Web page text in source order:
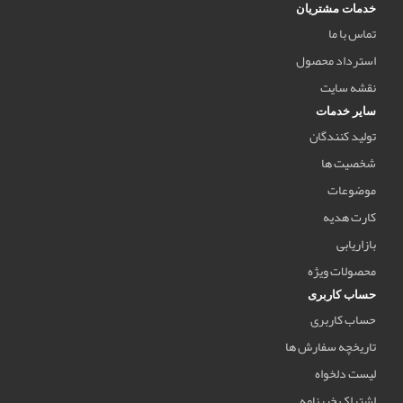
خدمات مشتریان
تماس با ما
استرداد محصول
نقشه سایت
سایر خدمات
تولید کنندگان
شخصیت ها
موضوعات
کارت هدیه
بازاریابی
محصولات ویژه
حساب کاربری
حساب کاربری
تاریخچه سفارش ها
لیست دلخواه